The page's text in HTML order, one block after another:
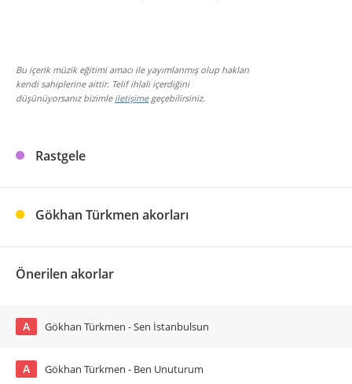
Bu içerik müzik eğitimi amacı ile yayımlanmış olup hakları
kendi sahiplerine aittir. Telif ihlali içerdiğini
düşünüyorsanız bizimle iletişimegeçebilirsiniz.
Rastgele
Gökhan Türkmen akorları
Önerilen akorlar
A Gökhan Türkmen - Sen İstanbulsun
A Gökhan Türkmen - Ben Unuturum